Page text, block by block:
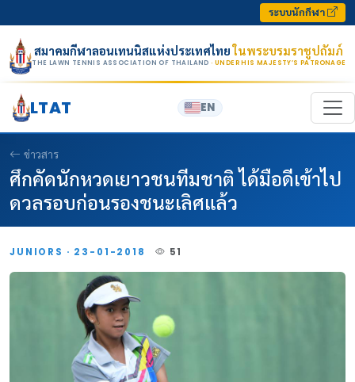
ระบบนักกีฬา
สมาคมกีฬาลอนเทนนิสแห่งประเทศไทยในพระบรมราชูปถัมภ์
THE LAWN TENNIS ASSOCIATION OF THAILAND · UNDER HIS MAJESTY’S PATRONAGE
LTAT EN
ข่าวสาร
ศึกคัดนักหวดเยาวชนทีมชาติ ได้มือดีเข้าไป
ดวลรอบก่อนรองชนะเลิศแล้ว
JUNIORS · 23-01-2018 51